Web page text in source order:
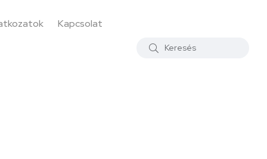
Kapcsolat